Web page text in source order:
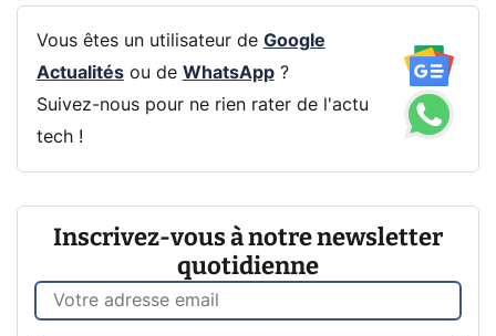
Vous êtes un utilisateur de Google
Actualitésou de WhatsApp?
Suivez-nous pour ne rien rater de l'actu
tech !
Inscrivez-vous à notre newsletter
quotidienne